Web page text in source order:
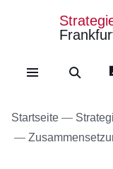
Startseite